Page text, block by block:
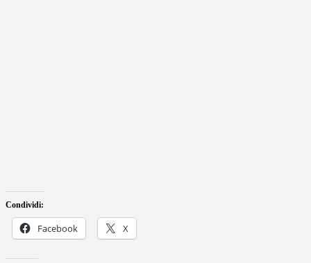
Condividi:
Facebook X